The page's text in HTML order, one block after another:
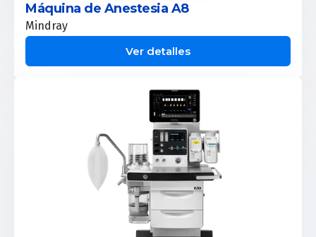
Máquina de Anestesia A8
Mindray
Ver detalles